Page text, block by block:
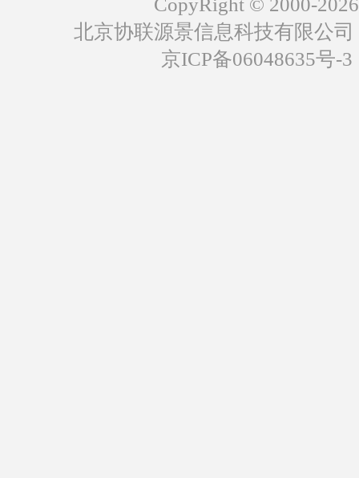
北京协联源景信息科技有限公
京ICP备06048635号-3